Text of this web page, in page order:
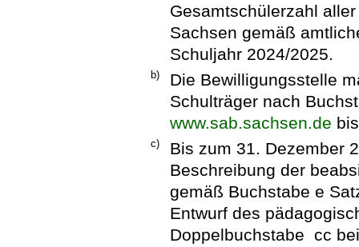
Gesamtschülerzahl
Sachsen gemäß
Schuljahr 2024/2025.
b)
Die Bewilligungsstelle
Schulträger nach
www.sab.sachsen.de
c)
Bis zum 31. Dezember
Beschreibung der
gemäß Buchstabe e
Entwurf des
Doppelbuchstabe cc